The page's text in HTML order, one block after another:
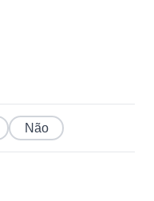
Não